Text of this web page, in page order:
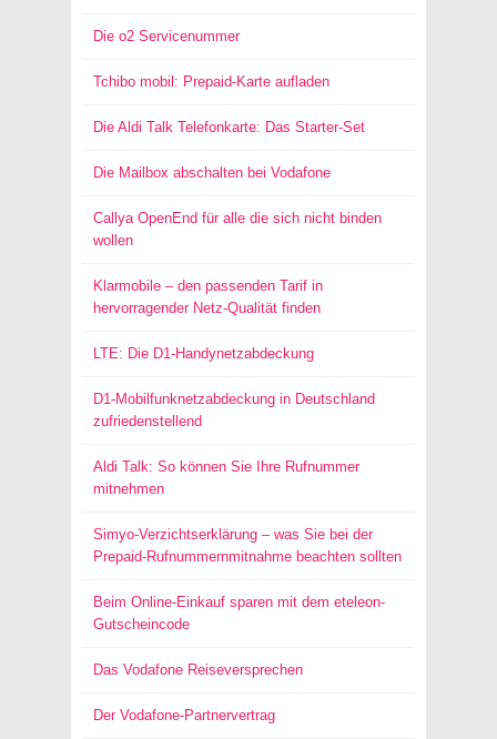
Die o2 Servicenummer
Tchibo mobil: Prepaid-Karte aufladen
Die Aldi Talk Telefonkarte: Das Starter-Set
Die Mailbox abschalten bei Vodafone
Callya OpenEnd für alle die sich nicht binden
wollen
Klarmobile – den passenden Tarif in
hervorragender Netz-Qualität finden
LTE: Die D1-Handynetzabdeckung
D1-Mobilfunknetzabdeckung in Deutschland
zufriedenstellend
Aldi Talk: So können Sie Ihre Rufnummer
mitnehmen
Simyo-Verzichtserklärung – was Sie bei der
Prepaid-Rufnummernmitnahme beachten sollten
Beim Online-Einkauf sparen mit dem eteleon-
Gutscheincode
Das Vodafone Reiseversprechen
Der Vodafone-Partnervertrag